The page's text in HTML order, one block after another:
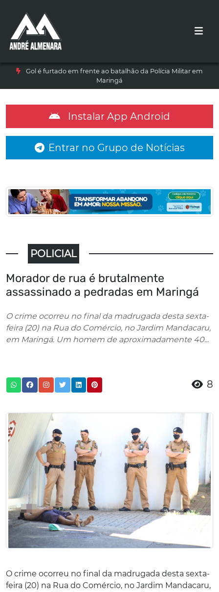
Gol é furtado em frente ao batalhão da Polícia Militar em
Maringá
Instalar App Android
Entrar no Grupo de Notícias
POLICIAL
Morador de rua é brutalmente
assassinado a pedradas em Maringá
O crime ocorreu no final da madrugada desta sexta-
feira (20) na Rua do Comércio, no Jardim Mandacaru,
em Maringá. Um homem de aproximadamente 40...
8
O crime ocorreu no final da madrugada desta sexta-
feira (20) na Rua do Comércio, no Jardim Mandacaru,